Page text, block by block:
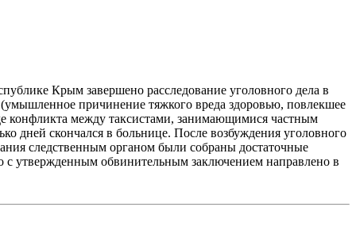
Крым завершено расследование уголовного дела в
причинение тяжкого вреда здоровью, повлекшее
конфликта между таксистами, занимающимися частным
дней скончался в больнице. После возбуждения уголовного
следственным органом были собраны достаточные
с утвержденным обвинительным заключением направлено в